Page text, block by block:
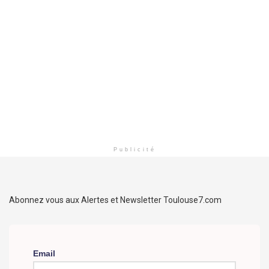
Publicité
Abonnez vous aux Alertes et Newsletter Toulouse7.com
Email